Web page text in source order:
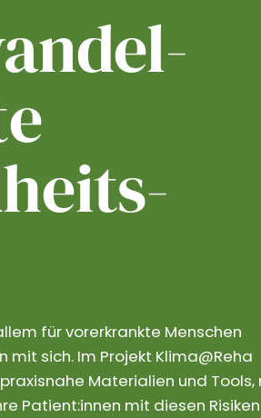
für vorerkrankte Menschen
sich. Im Projekt Klima@Reha
Materialien und Tools,
Patient:innen mit diesen Risiken